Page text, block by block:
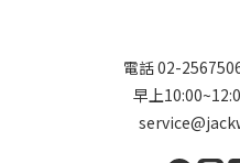
電話 02-
早上